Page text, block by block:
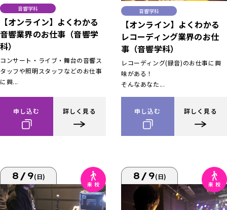
音響学科
【オンライン】よくわかる
音響業界のお仕事（音響学
科）
コンサート・ライブ・舞台の音響ス
タッフや照明スタッフなどのお仕事
に興...
申し込む 詳しく見る
音響学科
【オンライン】よくわかる
レコーディング業界のお仕
事（音響学科）
レコーディング(録音)のお仕事に興
味がある！
そんなあなた...
申し込む 詳しく見る
8/9(日) 8/9(日)